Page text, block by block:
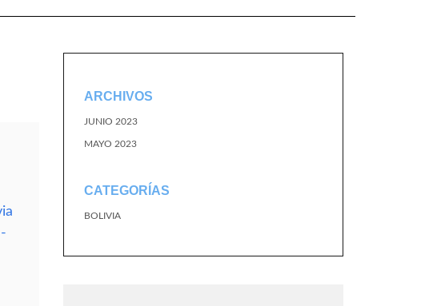
ARCHIVOS
JUNIO 2023
MAYO 2023
CATEGORÍAS
BOLIVIA